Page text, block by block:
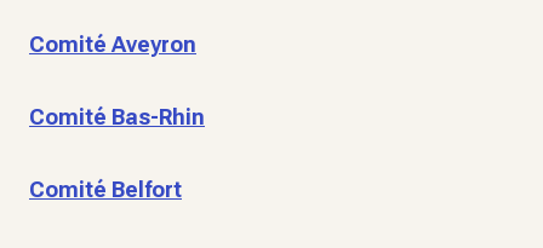
Comité Aveyron
Comité Bas-Rhin
Comité Belfort